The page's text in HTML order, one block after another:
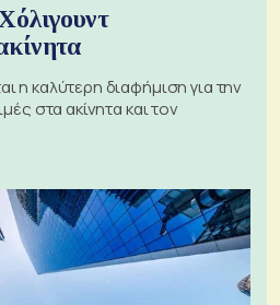
η καλύτερη διαφήμιση για την
στα ακίνητα και τον